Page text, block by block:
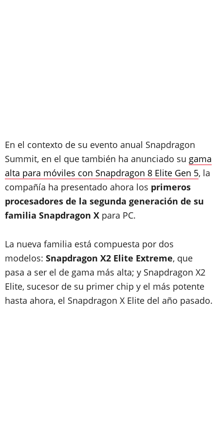
En el contexto de su evento anual Snapdragon
Summit, en el que también ha anunciado su gama
alta para móviles con Snapdragon 8 Elite Gen 5, la
compañía ha presentado ahora los primeros
procesadores de la segunda generación de su
familia Snapdragon X para PC.
La nueva familia está compuesta por dos
modelos: Snapdragon X2 Elite Extreme, que
pasa a ser el de gama más alta; y Snapdragon X2
Elite, sucesor de su primer chip y el más potente
hasta ahora, el Snapdragon X Elite del año pasado.